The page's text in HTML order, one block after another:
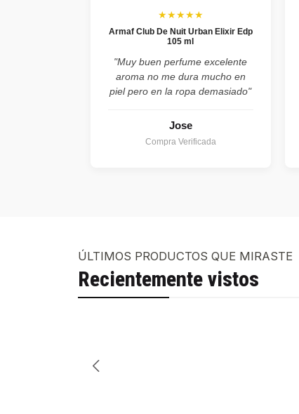
★★★★★
Armaf Club De Nuit Urban Elixir Edp
105 ml
"Muy buen perfume excelente
aroma no me dura mucho en
piel pero en la ropa demasiado"
Jose
Compra Verificada
ÚLTIMOS PRODUCTOS QUE MIRASTE
Recientemente vistos